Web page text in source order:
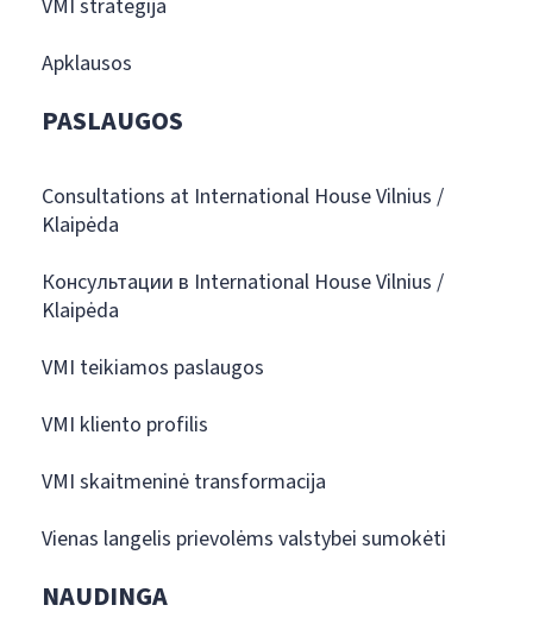
VMI strategija
Apklausos
PASLAUGOS
Consultations at International House Vilnius /
Klaipėda
Консультации в International House Vilnius /
Klaipėda
VMI teikiamos paslaugos
VMI kliento profilis
VMI skaitmeninė transformacija
Vienas langelis prievolėms valstybei sumokėti
NAUDINGA